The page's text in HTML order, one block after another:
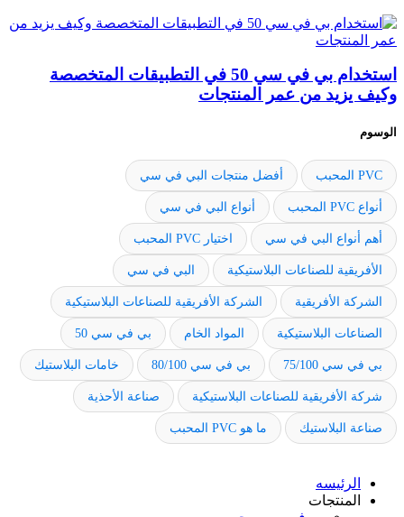
استخدام بي في سي 50 في التطبيقات المتخصصة
وكيف يزيد من عمر المنتجات
الوسوم
PVC المحبب أفضل منتجات البي في سي
أنواع PVC المحبب أنواع البي في سي
أهم أنواع البي في سي اختيار PVC المحبب
الأفريقية للصناعات البلاستيكية البي في سي
الشركة الأفريقية الشركة الأفريقية للصناعات البلاستيكية
الصناعات البلاستيكية المواد الخام بي في سي 50
بي في سي 75/100 بي في سي 80/100 خامات البلاستيك
شركة الأفريقية للصناعات البلاستيكية صناعة الأحذية
صناعة البلاستيك ما هو PVC المحبب
الرئيسه
المنتجات